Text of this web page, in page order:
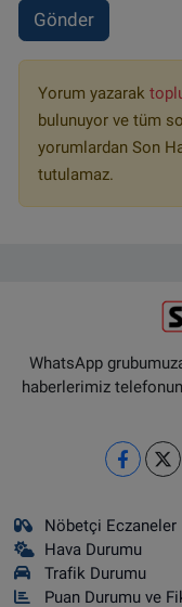
Gönder
Yorum yazarak
bulunuyor ve tüm
yorumlardan Son
tutulamaz.
WhatsApp
haberlerimiz
Nöbetçi Eczaneler
Hava Durumu
Trafik Durumu
Puan Durumu ve